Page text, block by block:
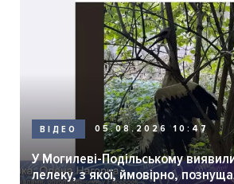
ВІДЕО 05.08.2026 10:47
У Могилеві-Подільському
лелеку, з якої, ймовірно,